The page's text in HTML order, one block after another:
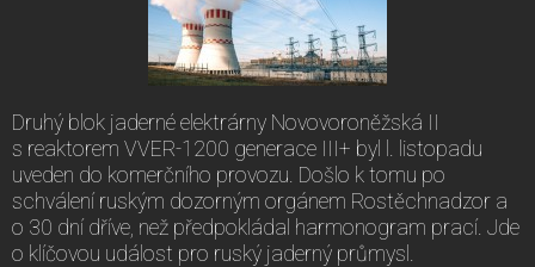
Druhý blok jaderné elektrárny Novovoroněžská II
s reaktorem VVER-1200 generace III+ byl l. listopadu
uveden do komerčního provozu. Došlo k tomu po
schválení ruským dozorným orgánem Rostěchnadzor a
o 30 dní dříve, než předpokládal harmonogram prací. Jde
o klíčovou událost pro ruský jaderný průmysl.